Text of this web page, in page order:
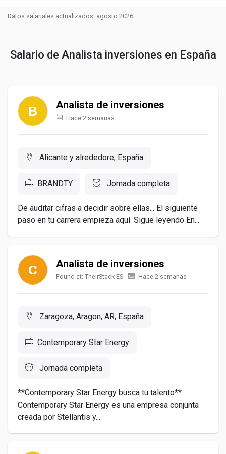
Datos salariales actualizados: agosto 2026
Salario de Analista inversiones en España
Analista de inversiones
Hace 2 semanas
Alicante y alrededore, España
BRANDTY Jornada completa
De auditar cifras a decidir sobre ellas... El siguiente
paso en tu carrera empieza aquí. Sigue leyendo En...
Analista de inversiones
Found at: TheirStack ES - Hace 2 semanas
Zaragoza, Aragon, AR, España
Contemporary Star Energy
Jornada completa
**Contemporary Star Energy busca tu talento**
Contemporary Star Energy es una empresa conjunta
creada por Stellantis y...